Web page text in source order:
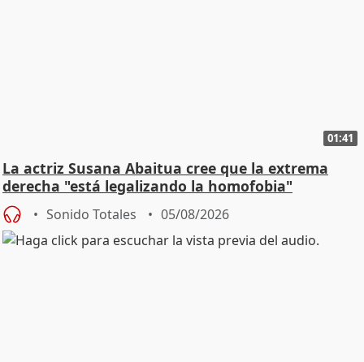
01:41
La actriz Susana Abaitua cree que la extrema
derecha "está legalizando la homofobia"
Sonido Totales 05/08/2026